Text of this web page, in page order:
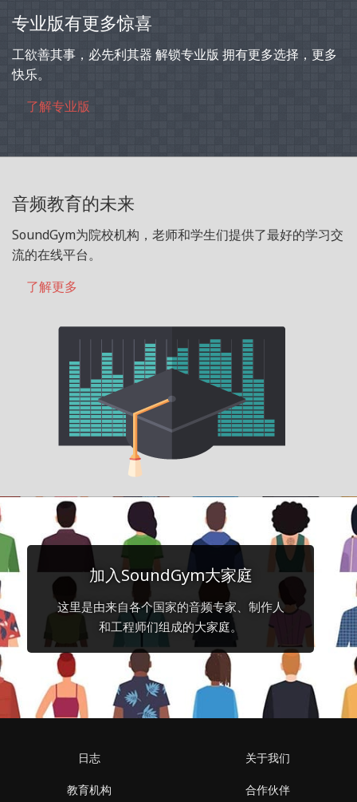
专业版有更多惊喜
工欲善其事，必先利其器 解锁专业版 拥有更多选择，更多
快乐。
了解专业版
音频教育的未来
SoundGym为院校机构，老师和学生们提供了最好的学习交
流的在线平台。
了解更多
加入SoundGym大家庭
这里是由来自各个国家的音频专家、制作人
和工程师们组成的大家庭。
日志
教育机构
关于我们
合作伙伴